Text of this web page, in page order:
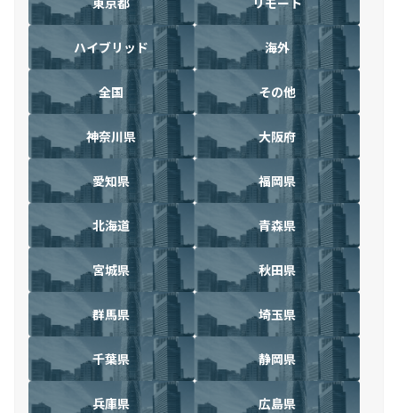
ハイブリッド 海外
全国 その他
神奈川県 大阪府
愛知県 福岡県
北海道 青森県
宮城県 秋田県
群馬県 埼玉県
千葉県 静岡県
兵庫県 広島県